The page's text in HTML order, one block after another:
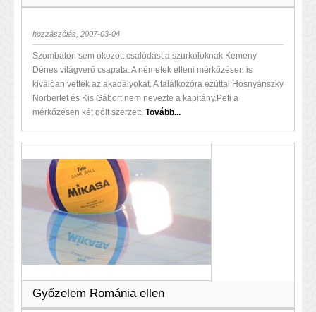
hozzászólás, 2007-03-04
Szombaton sem okozott csalódást a szurkolóknak Kemény
Dénes világverő csapata. A németek elleni mérkőzésen is
kiválóan vették az akadályokat. A találkozóra ezúttal Hosnyánszky
Norbertet és Kis Gábort nem nevezte a kapitány.Peti a
mérkőzésen két gólt szerzett. Tovább...
Győzelem Románia ellen